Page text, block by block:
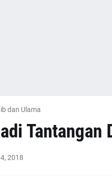
dan Ulama
Tantangan
2018